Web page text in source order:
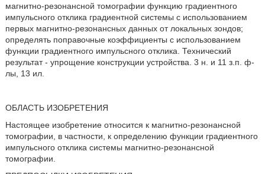
магнитно-резонансной томографии функцию градиентного
импульсного отклика градиентной системы с использованием
первых магнитно-резонансных данных от локальных зондов;
определять поправочные коэффициенты с использованием
функции градиентного импульсного отклика. Технический
результат - упрощение конструкции устройства. 3 н. и 11 з.п. ф-
лы, 13 ил.
ОБЛАСТЬ ИЗОБРЕТЕНИЯ
Настоящее изобретение относится к магнитно-резонансной
томографии, в частности, к определению функции градиентного
импульсного отклика системы магнитно-резонансной
томографии.